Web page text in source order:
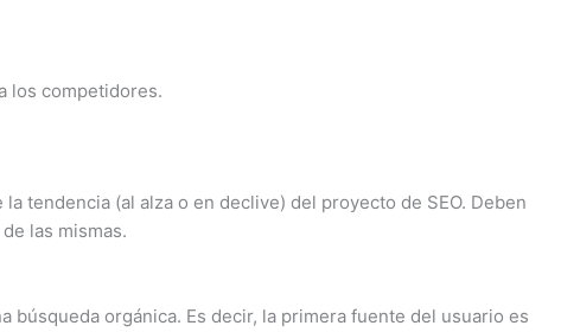
los competidores.
tendencia (al alza o en declive) del proyecto de SEO. Deben
las mismas.
orgánica. Es decir, la primera fuente del usuario es